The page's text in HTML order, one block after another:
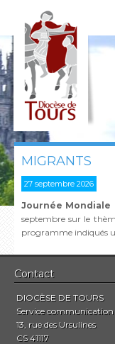
MIGRANTS
27 septembre 2026
Journée Mondiale
septembre sur le
programme indiqués
Contact
DIOCÈSE DE TOURS
Service communication
13, rue des Ursulines
CS 41117